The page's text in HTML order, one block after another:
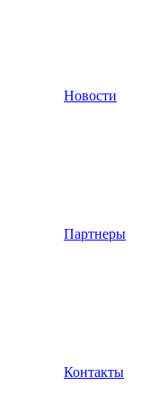
Новости
Партнеры
Контакты